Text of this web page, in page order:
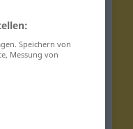
Speichern von
Messung von